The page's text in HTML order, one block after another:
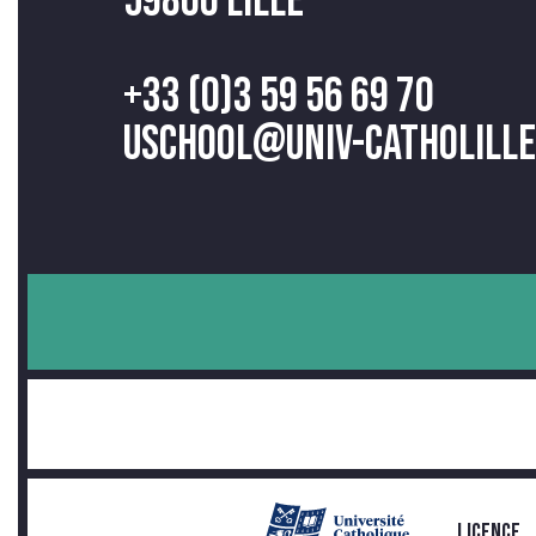
+33 (0)3 59 56 69 70
uschool@univ-